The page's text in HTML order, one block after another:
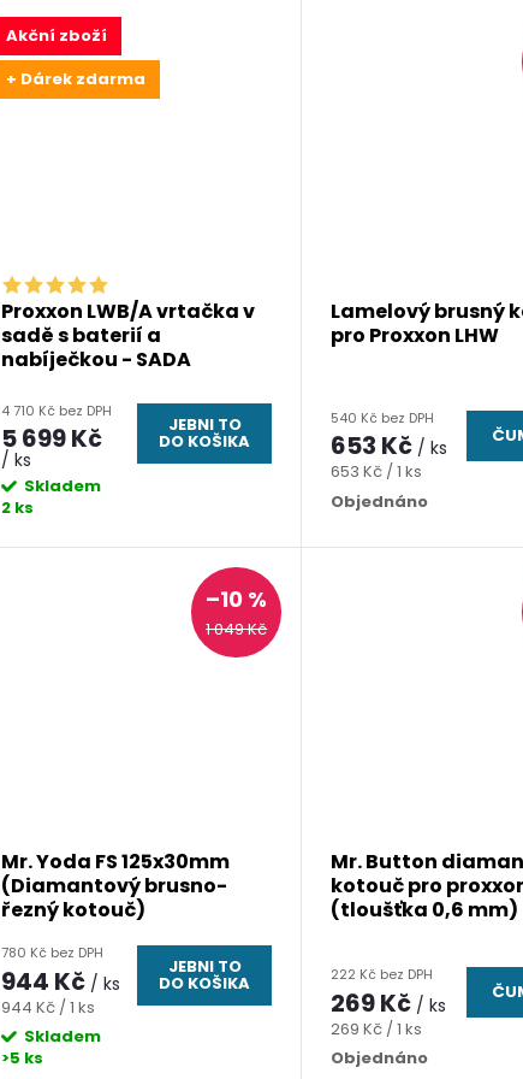
Akční zboží
+ Dárek zdarma
Proxxon LWB/A vrtačka v
sadě s baterií a
nabíječkou - SADA
4 710 Kč bez DPH
5 699 Kč
/ ks
Skladem
2 ks
JEBNI TO
DO KOŠIKA
Lamelový brusný
pro Proxxon LHW
540 Kč bez DPH
653 Kč / ks
Měrná
cena:
653 Kč / 1 ks
Objednáno
1 049 Kč
–10 %
Mr. Yoda FS 125x30mm
(Diamantový brusno-
řezný kotouč)
780 Kč bez DPH
944 Kč / ks
Měrná
cena:
944 Kč / 1 ks
Skladem
>5 ks
JEBNI TO
DO KOŠIKA
Mr. Button
kotouč pro
(tloušťka 0,6 mm)
222 Kč bez DPH
269 Kč / ks
Měrná
cena:
269 Kč / 1 ks
Objednáno